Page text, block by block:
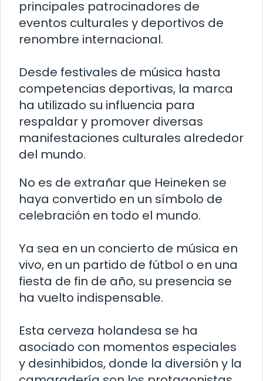
principales patrocinadores de
eventos culturales y deportivos de
renombre internacional.
Desde festivales de música hasta
competencias deportivas, la marca
ha utilizado su influencia para
respaldar y promover diversas
manifestaciones culturales alrededor
del mundo.
No es de extrañar que Heineken se
haya convertido en un símbolo de
celebración en todo el mundo.
Ya sea en un concierto de música en
vivo, en un partido de fútbol o en una
fiesta de fin de año, su presencia se
ha vuelto indispensable.
Esta cerveza holandesa se ha
asociado con momentos especiales
y desinhibidos, donde la diversión y la